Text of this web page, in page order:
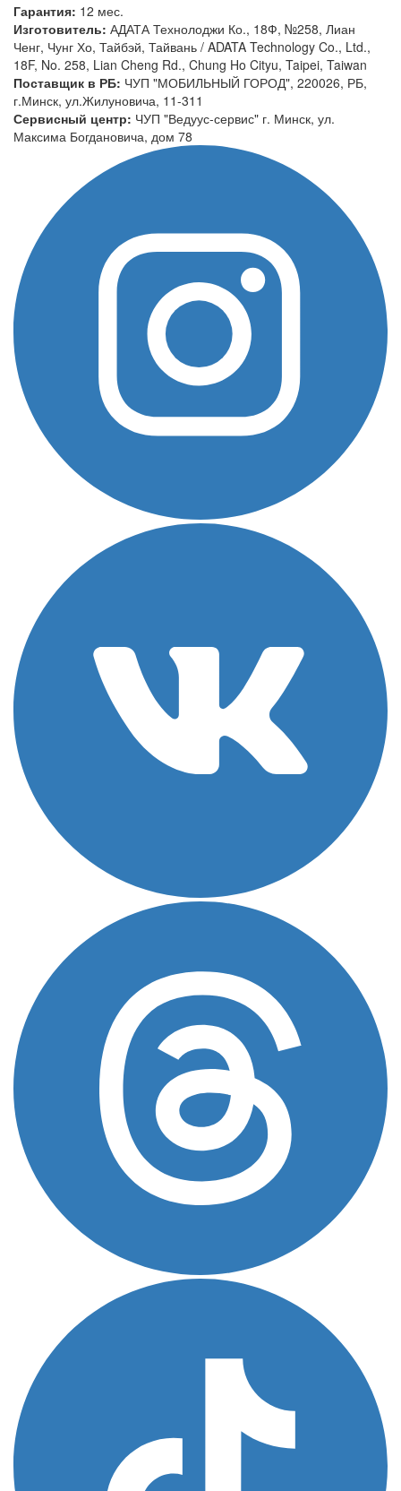
Гарантия: 12 мес.
Изготовитель: АДАТА Технолоджи Ко., 18Ф, №258, Лиан
Ченг, Чунг Хо, Тайбэй, Тайвань / ADATA Technology Co., Ltd.,
18F, No. 258, Lian Cheng Rd., Chung Ho Cityu, Taipei, Taiwan
Поставщик в РБ: ЧУП "МОБИЛЬНЫЙ ГОРОД", 220026, РБ,
г.Минск, ул.Жилуновича, 11-311
Сервисный центр: ЧУП "Ведуус-сервис" г. Минск, ул.
Максима Богдановича, дом 78